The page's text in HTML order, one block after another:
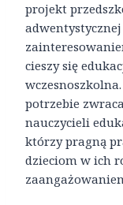
projekt
adwentystycznej
cieszy się
potrzebie
nauczycieli
którzy pragną
dzieciom w ich